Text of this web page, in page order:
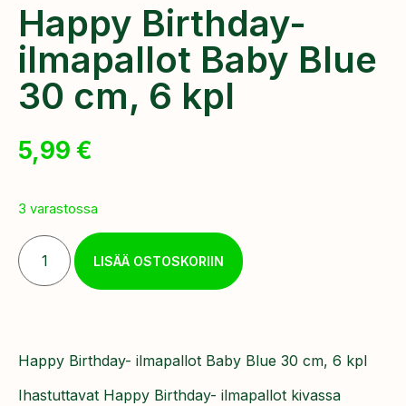
​Happy Birthday-
ilmapallot Baby Blue
30 cm, 6 kpl
5,99 €
3 varastossa
LISÄÄ OSTOSKORIIN
Happy Birthday- ilmapallot Baby Blue 30 cm, 6 kpl
Ihastuttavat Happy Birthday- ilmapallot kivassa